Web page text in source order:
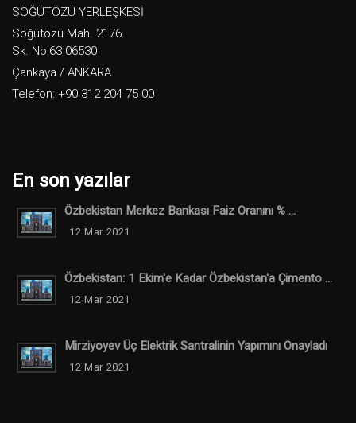
SÖĞÜTÖZÜ YERLEŞKESİ
Söğütözü Mah. 2176.
Sk. No:63 06530
Çankaya / ANKARA
Telefon: +90 312 204 75 00
En son yazılar
Özbekistan Merkez Bankası Faiz Oranını % ...
12 Mar 2021
Özbekistan: 1 Ekim'e Kadar Özbekistan'a Çimento ...
12 Mar 2021
Mirziyoyev Üç Elektrik Santralinin Yapımını Onayladı
12 Mar 2021